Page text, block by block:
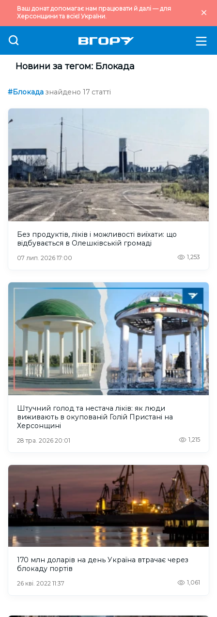
Ваш донат допомагає нам працювати й далі — для
Херсонщини та всієї України.
Новини за тегом: Блокада
#Блокада знайдено 17 статті
Без продуктів, ліків і можливості виїхати: що
відбувається в Олешківській громаді
07 лип. 2026 17:00 1,253
Штучний голод та нестача ліків: як люди
виживають в окупованій Голій Пристані на
Херсонщині
28 тра. 2026 20:01 1,215
170 млн доларів на день Україна втрачає через
блокаду портів
26 кві. 2022 11:37 1,061